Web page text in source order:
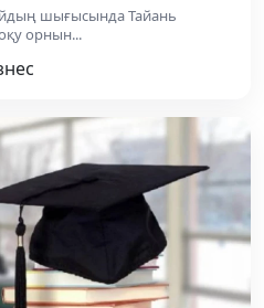
шығысында Тайань
орнын...